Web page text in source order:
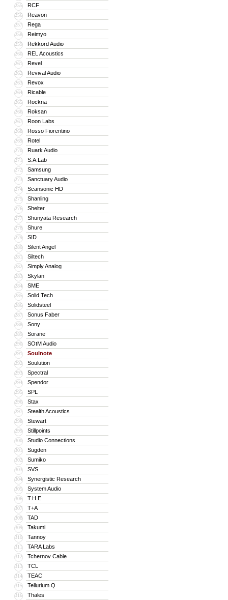
255 RCF
256 Reavon
257 Rega
258 Reimyo
259 Rekkord Audio
260 REL Acoustics
261 Revel
262 Revival Audio
263 Revox
264 Ricable
265 Rockna
266 Roksan
267 Roon Labs
268 Rosso Fiorentino
269 Rotel
270 Ruark Audio
271 S.A.Lab
272 Samsung
273 Sanctuary Audio
274 Scansonic HD
275 Shanling
276 Shelter
277 Shunyata Research
278 Shure
279 SID
280 Silent Angel
281 Siltech
282 Simply Analog
283 Skylan
284 SME
285 Solid Tech
286 Solidsteel
287 Sonus Faber
288 Sony
289 Sorane
290 SOtM Audio
291 Soulnote
292 Soulution
293 Spectral
294 Spendor
295 SPL
296 Stax
297 Stealth Acoustics
298 Stewart
299 Stillpoints
300 Studio Connections
301 Sugden
302 Sumiko
303 SVS
304 Synergistic Research
305 System Audio
306 T.H.E.
307 T+A
308 TAD
309 Takumi
310 Tannoy
311 TARA Labs
312 Tchernov Cable
313 TCL
314 TEAC
315 Tellurium Q
316 Thales